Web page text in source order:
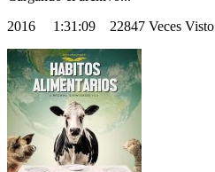
2016 1:31:09 22847 Veces Visto